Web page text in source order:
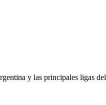
y las principales ligas